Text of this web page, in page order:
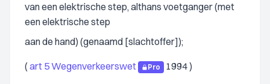
van een elektrische step, althans voetganger (met
een elektrische step
aan de hand) (genaamd [slachtoffer]);
(art 5 Wegenverkeerswet Pro 1994 )